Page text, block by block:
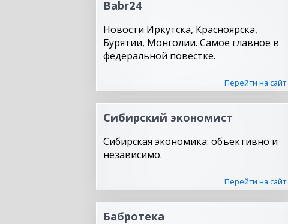
Babr24
Новости Иркутска, Красноярска,
Бурятии, Монголии. Самое главное в
федеральной повестке.
Перейти на сайт
Сибирский экономист
Сибирская экономика: объективно и
независимо.
Перейти на сайт
Бабротека